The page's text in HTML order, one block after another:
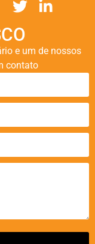
e um de nossos
contato